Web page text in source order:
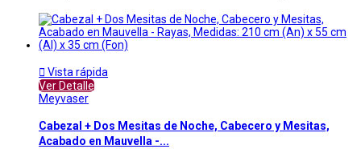
 Vista rápida
Ver Detalle
Meyvaser
Cabezal + Dos Mesitas de Noche, Cabecero y Mesitas,
Acabado en Mauvella -...